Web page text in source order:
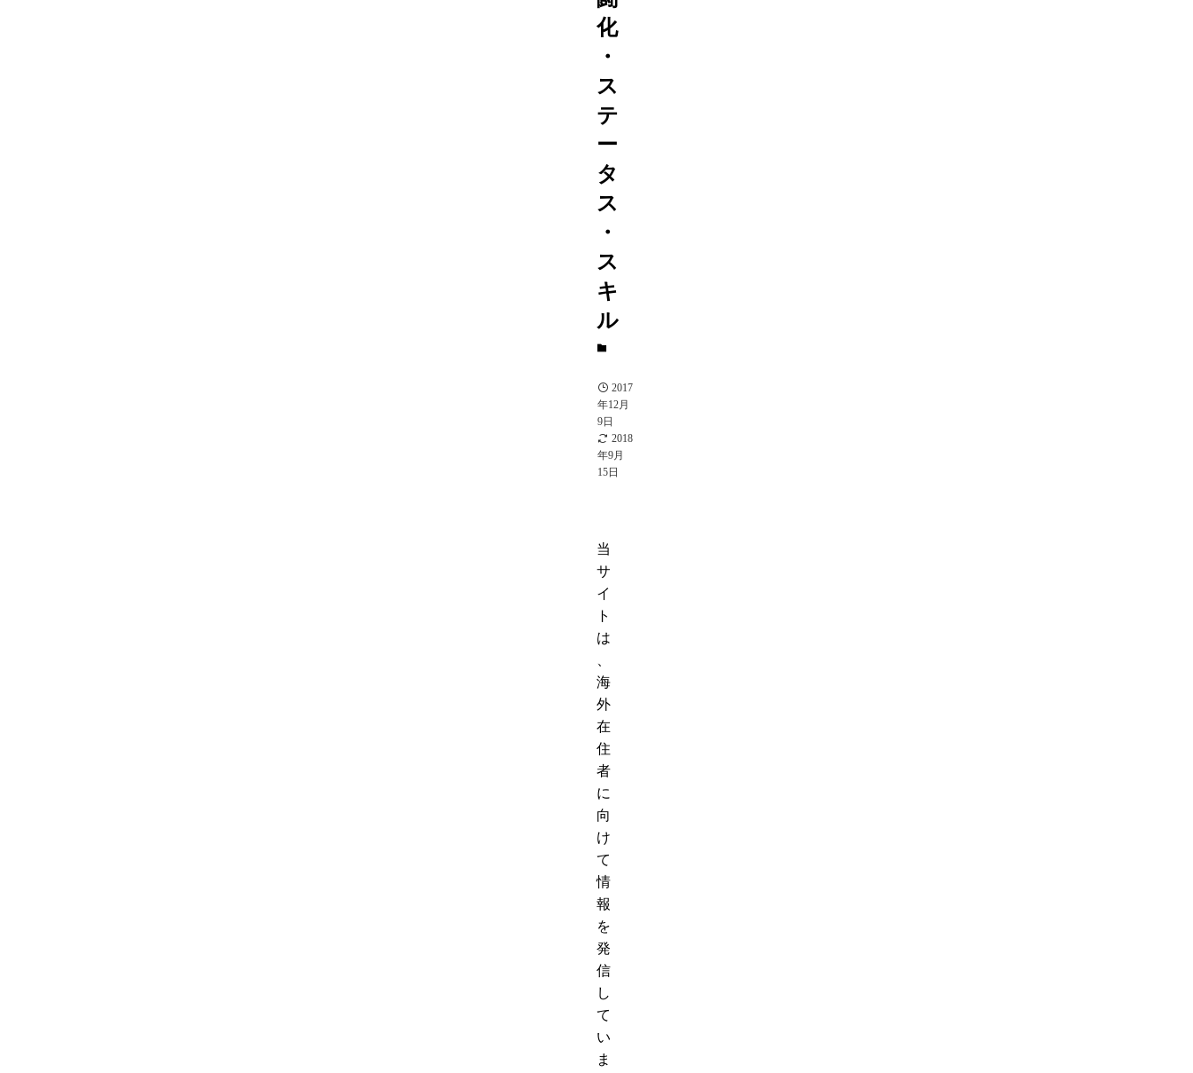
化
・
ス
テ
ー
タ
ス
・
ス
キ
ル
2017
年12月
9日
2018
年9月
15日
当
サ
イ
ト
は
海
外
在
住
者
に
向
け
て
情
報
を
発
信
し
て
い
ま